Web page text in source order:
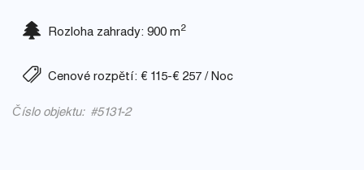
Rozloha zahrady: 900 m2
Cenové rozpětí: € 115-€ 257 / Noc
Číslo objektu: #5131-2